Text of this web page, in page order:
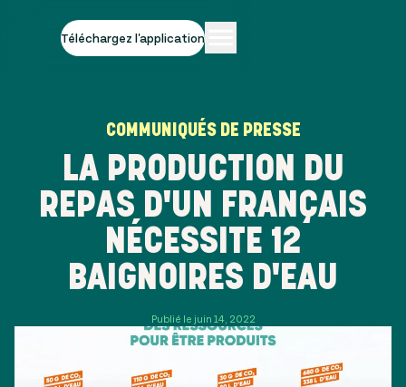
Téléchargez l'application
COMMUNIQUÉS DE PRESSE
LA PRODUCTION DU
REPAS D'UN FRANÇAIS
NÉCESSITE 12
BAIGNOIRES D'EAU
Publié le juin 14, 2022